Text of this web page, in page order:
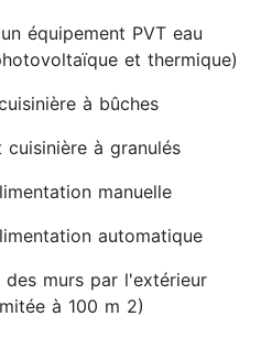
équipement PVT eau
et thermique)
à bûches
cuisinière à granulés
manuelle
automatique
des murs par l'extérieur
à 100 m 2)